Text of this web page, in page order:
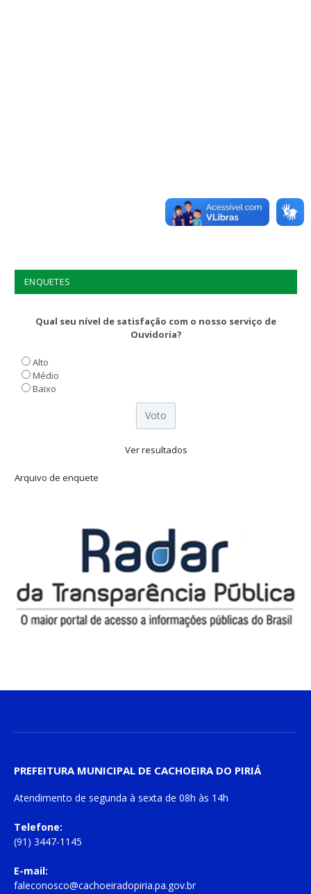
ENQUETES
Qual seu nível de satisfação com o nosso serviço de
Ouvidoria?
Alto
Médio
Baixo
Ver resultados
Arquivo de enquete
PREFEITURA MUNICIPAL DE CACHOEIRA DO PIRIÁ
Atendimento de segunda à sexta de 08h às 14h
Telefone:
(91) 3447-1145
E-mail:
faleconosco@cachoeiradopiria.pa.gov.br